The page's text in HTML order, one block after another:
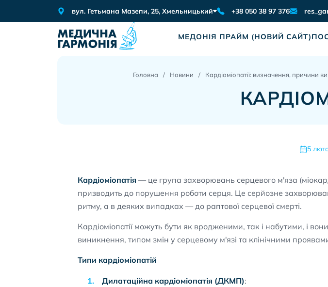
вул. Гетьмана Мазепи, 25, Хмельницький +38 050 38 97 376
МЕДОНІЯ ПРАЙМ (НОВИЙ САЙТ)
Головна Новини Кардіоміопатії: визначення, причини
5
Кардіоміопатія — це група захворювань серцевого м'яза
призводить до порушення роботи серця. Це серйозне
ритму, а в деяких випадках — до раптової серцевої смерті.
Кардіоміопатії можуть бути як вродженими, так і набутими, і
виникнення, типом змін у серцевому м'язі та клінічними
Типи кардіоміопатій
Дилатаційна кардіоміопатія (ДКМП):